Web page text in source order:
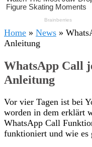
Home » News »
Anleitung
WhatsApp Call
Anleitung
Vor vier Tagen ist bei
worden in dem erklärt
WhatsApp Call
funktioniert und wie es